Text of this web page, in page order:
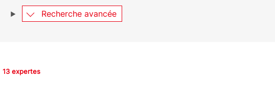
Recherche avancée
13 expertes